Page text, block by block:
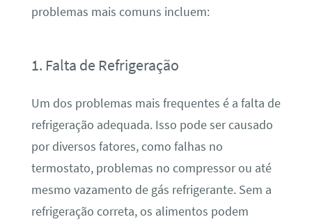
problemas mais comuns incluem:
1. Falta de Refrigeração
Um dos problemas mais frequentes é a falta de
refrigeração adequada. Isso pode ser causado
por diversos fatores, como falhas no
termostato, problemas no compressor ou até
mesmo vazamento de gás refrigerante. Sem a
refrigeração correta, os alimentos podem